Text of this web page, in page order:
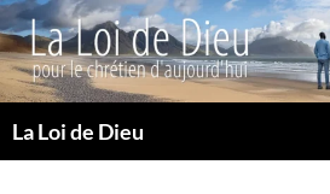
La Loi de Dieu